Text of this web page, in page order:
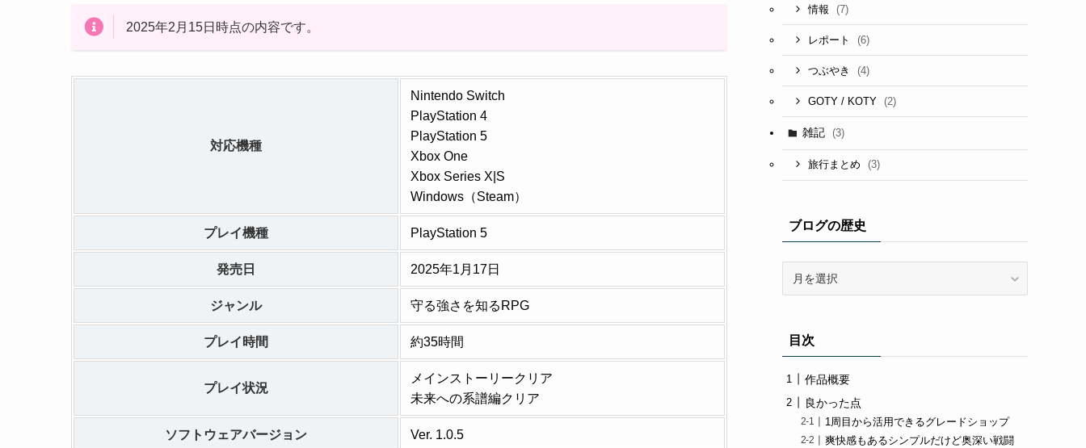
2025年2月15日時点の内容です。
対応機種
Nintendo Switch
PlayStation 4
PlayStation 5
Xbox One
Xbox Series X|S
Windows（Steam）
プレイ機種 PlayStation 5
発売日 2025年1月17日
ジャンル 守る強さを知るRPG
プレイ時間 約35時間
プレイ状況
メインストーリークリア
未来への系譜編クリア
ソフトウェアバージョン Ver. 1.0.5
情報 (7)
レポート (6)
つぶやき (4)
GOTY / KOTY (2)
雑記 (3)
旅行まとめ (3)
ブログの歴史
歴
史
目次
作品概要
良かった点
1周目から活用できるグレードショップ
爽快感もあるシンプルだけど奥深い戦闘